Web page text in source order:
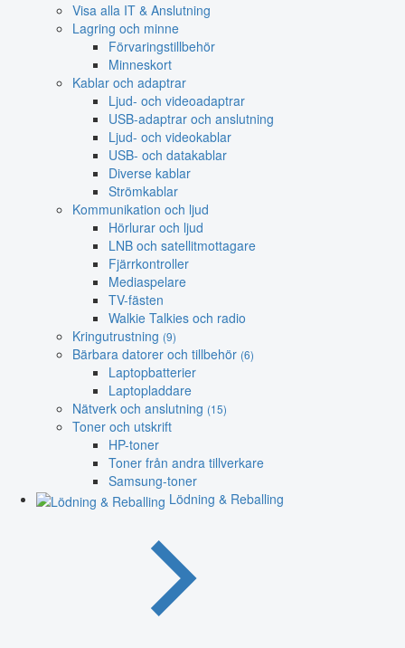
Visa alla IT & Anslutning
Lagring och minne
Förvaringstillbehör
Minneskort
Kablar och adaptrar
Ljud- och videoadaptrar
USB-adaptrar och anslutning
Ljud- och videokablar
USB- och datakablar
Diverse kablar
Strömkablar
Kommunikation och ljud
Hörlurar och ljud
LNB och satellitmottagare
Fjärrkontroller
Mediaspelare
TV-fästen
Walkie Talkies och radio
Kringutrustning (9)
Bärbara datorer och tillbehör (6)
Laptopbatterier
Laptopladdare
Nätverk och anslutning (15)
Toner och utskrift
HP-toner
Toner från andra tillverkare
Samsung-toner
Lödning & Reballing